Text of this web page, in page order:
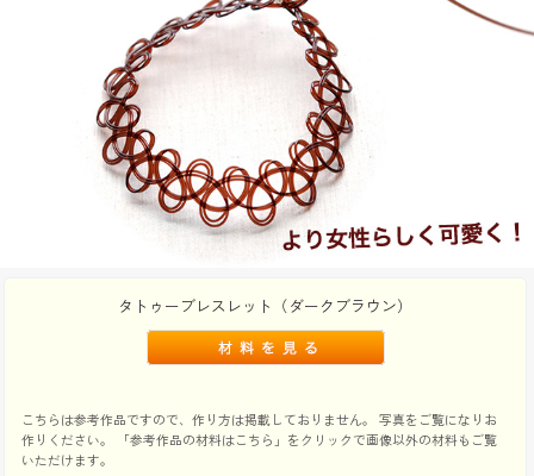
タトゥーブレスレット（ダークブラウン）
こちらは参考作品ですので、作り方は掲載しておりません。 写真をご覧になりお
作りください。 「参考作品の材料はこちら」をクリックで画像以外の材料もご覧
いただけます。